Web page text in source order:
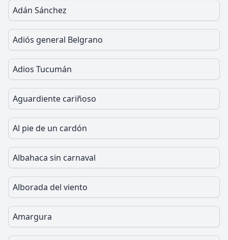
Adán Sánchez
Adiós general Belgrano
Adios Tucumán
Aguardiente cariñoso
Al pie de un cardón
Albahaca sin carnaval
Alborada del viento
Amargura